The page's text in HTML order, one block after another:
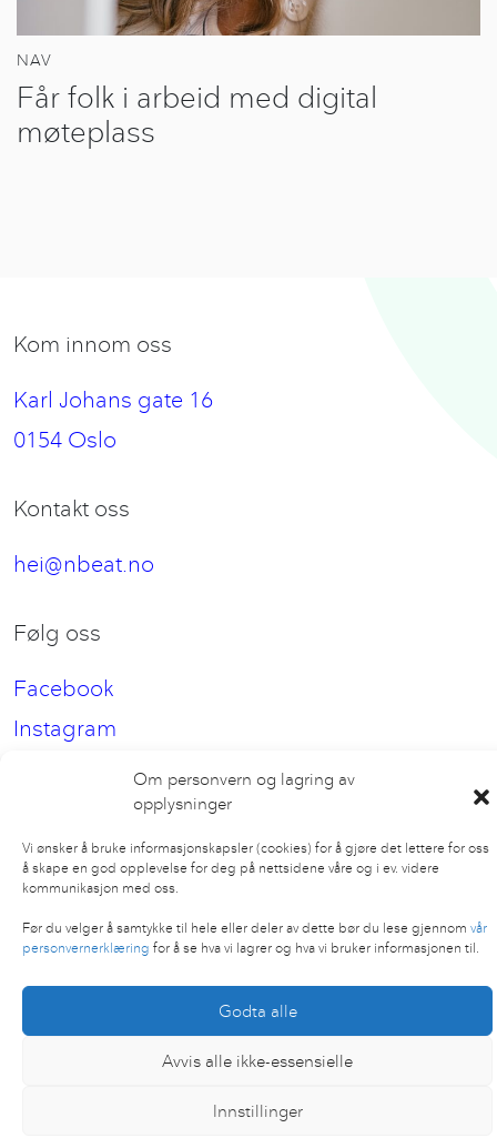
Om personvern og lagring av
opplysninger
Vi ønsker å bruke informasjonskapsler (cookies) for å gjøre det lettere for oss
å skape en god opplevelse for deg på nettsidene våre og i ev. videre
kommunikasjon med oss.
Før du velger å samtykke til hele eller deler av dette bør du lese gjennom vår
personvernerklæring for å se hva vi lagrer og hva vi bruker informasjonen til.
Godta alle
Avvis alle ikke-essensielle
Innstillinger
NAV
Får folk i arbeid med digital
møteplass
Kom innom oss
Karl Johans gate 16
0154 Oslo
Kontakt oss
hei@nbeat.no
Følg oss
Facebook
Instagram